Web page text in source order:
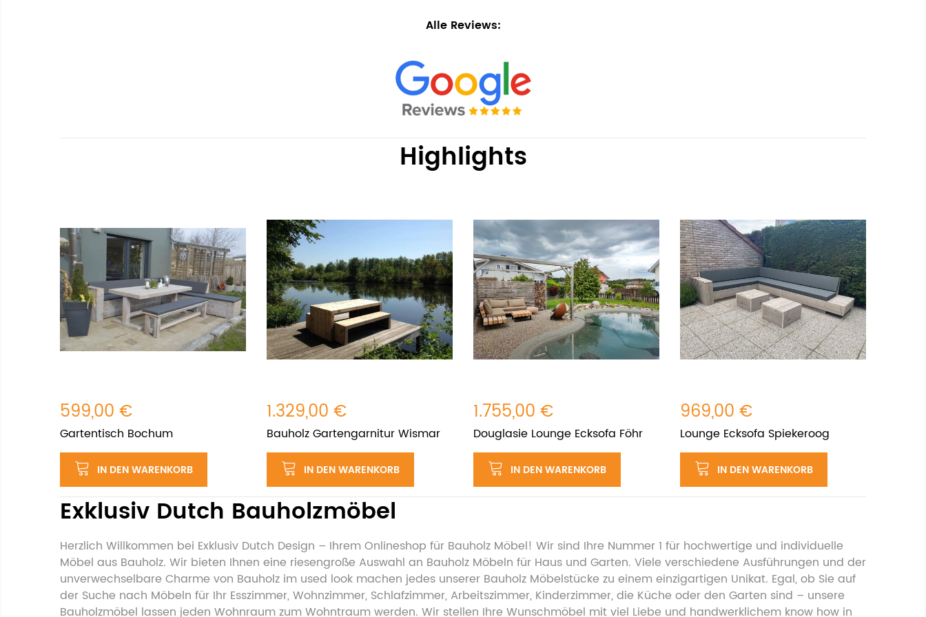
Alle Reviews:
Highlights
599,00 €
Gartentisch Bochum
IN DEN WARENKORB
1.329,00 €
Bauholz Gartengarnitur Wismar
IN DEN WARENKORB
1.755,00 €
Douglasie Lounge Ecksofa Föhr
IN DEN WARENKORB
969,00 €
Lounge Ecksofa Spiekeroog
IN DEN WARENKORB
Exklusiv Dutch Bauholzmöbel
Herzlich Willkommen bei Exklusiv Dutch Design – Ihrem Onlineshop für Bauholz Möbel! Wir sind Ihre Nummer 1 für hochwertige und individuelle
Möbel aus Bauholz. Wir bieten Ihnen eine riesengroße Auswahl an Bauholz Möbeln für Haus und Garten. Viele verschiedene Ausführungen und der
unverwechselbare Charme von Bauholz im used look machen jedes unserer Bauholz Möbelstücke zu einem einzigartigen Unikat. Egal, ob Sie auf
der Suche nach Möbeln für Ihr Esszimmer, Wohnzimmer, Schlafzimmer, Arbeitszimmer, Kinderzimmer, die Küche oder den Garten sind – unsere
Bauholzmöbel lassen jeden Wohnraum zum Wohntraum werden. Wir stellen Ihre Wunschmöbel mit viel Liebe und handwerklichem know how in